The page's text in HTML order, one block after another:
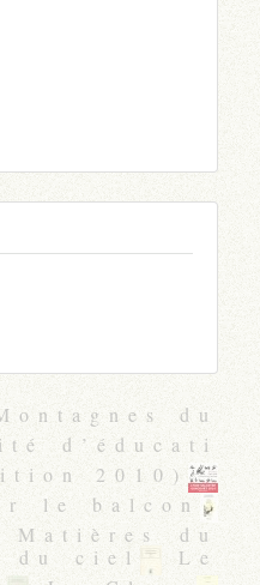
du
d’éducati
2010)
le balcon
du
du ciel
Le